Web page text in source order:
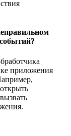
приложения